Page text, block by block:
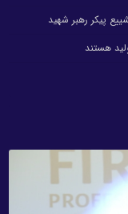
پیکر رهبر شهید
هستند